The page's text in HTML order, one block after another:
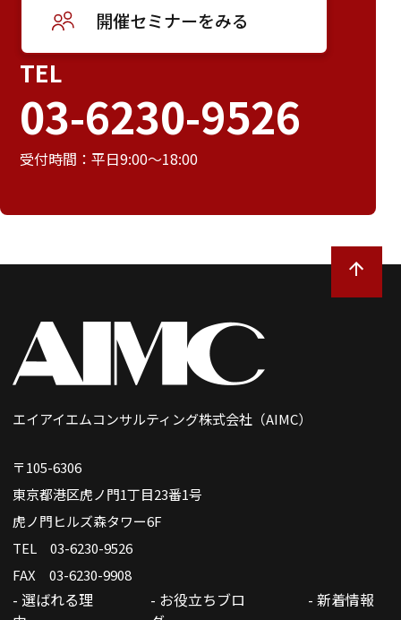
開催セミナーをみる
TEL
03-6230-9526
受付時間：平日9:00～18:00
エイアイエムコンサルティング株式会社（AIMC）
〒105-6306
東京都港区虎ノ門1丁目23番1号
虎ノ門ヒルズ森タワー6F
TEL 03-6230-9526
FAX 03-6230-9908
- 選ばれる理
- お役立ちブロ
- 新着情報